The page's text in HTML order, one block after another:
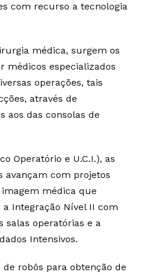
com recurso a tecnologia
médica, surgem os
médicos especializados
operações, tais
através de
aos das consolas de
Operatório e U.C.I.), as
avançam com projetos
médica que
Integração Nível II com
salas operatórias e a
Intensivos.
robôs para obtenção de